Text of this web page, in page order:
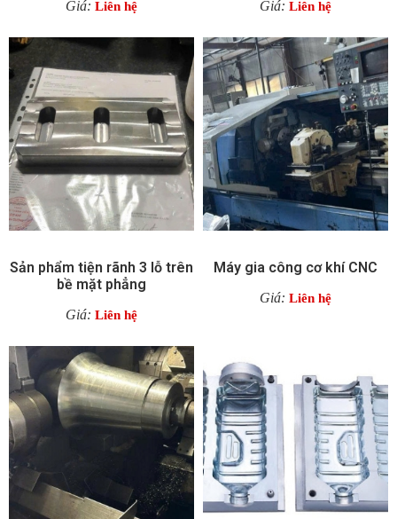
Giá: Liên hệ Giá: Liên hệ
Sản phẩm tiện rãnh 3 lỗ trên
bề mặt phẳng
Giá: Liên hệ
Máy gia công cơ khí CNC
Giá: Liên hệ